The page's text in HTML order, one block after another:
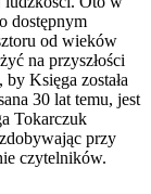
dostępnym
od wieków
na przyszłości
Księga została
30 lat temu, jest
Tokarczuk
przy
czytelników.